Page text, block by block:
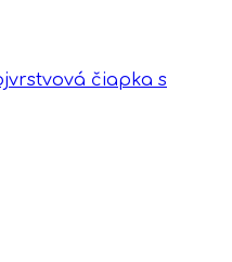
čiapka s